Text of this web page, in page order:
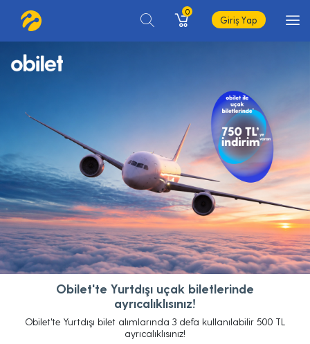
0
Giriş Yap
Obilet'te Yurtdışı uçak biletlerinde
ayrıcalıklısınız!
Obilet'te Yurtdışı bilet alımlarında 3 defa kullanılabilir 500 TL
ayrıcalıklısınız!